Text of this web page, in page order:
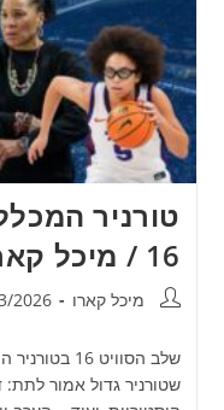
טורניר
16 / מיכל קארו
מחבר:מיכל קארו פורסם:
2026
שלב הסוויט
שטורניר גדול אמור